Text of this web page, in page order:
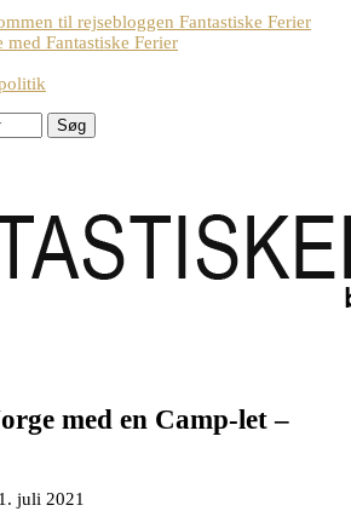
til rejsebloggen Fantastiske Ferier
med Fantastiske Ferier
Søg
med en Camp-let –
juli 2021